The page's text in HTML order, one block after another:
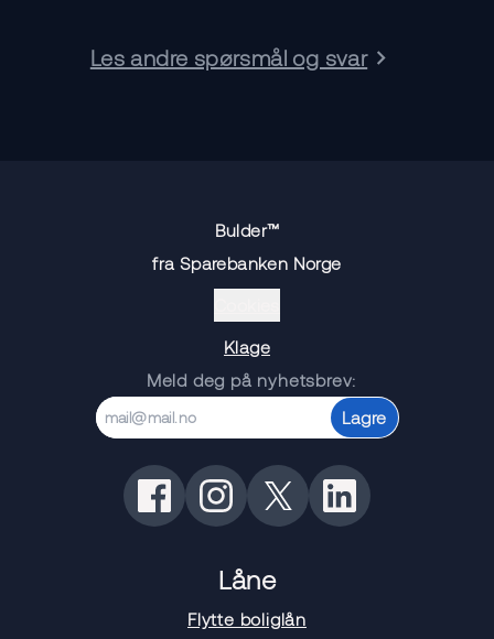
Les andre spørsmål og svar
Bulder™
fra Sparebanken Norge
Klage
Meld deg på nyhetsbrev:
Lagre
Låne
Flytte boliglån